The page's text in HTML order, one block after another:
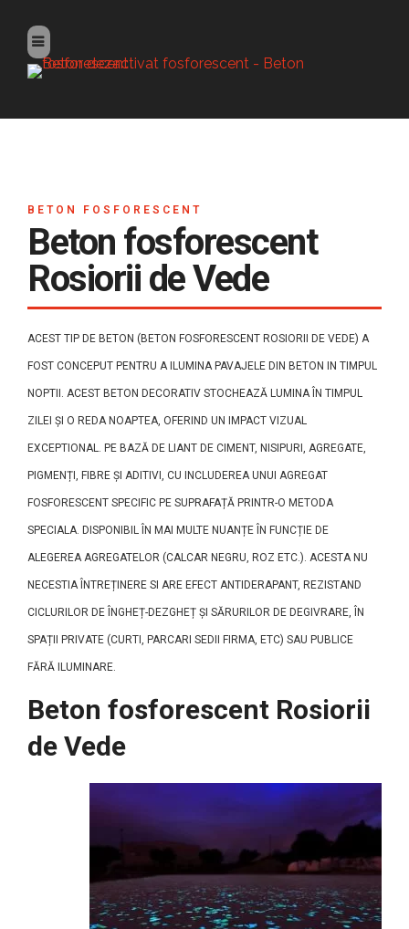
BETON FOSFORESCENT
Beton fosforescent
Rosiorii de Vede
ACEST TIP DE BETON (BETON FOSFORESCENT ROSIORII DE VEDE) A
FOST CONCEPUT PENTRU A ILUMINA PAVAJELE DIN BETON IN TIMPUL
NOPTII. ACEST BETON DECORATIV STOCHEAZĂ LUMINA ÎN TIMPUL
ZILEI ȘI O REDA NOAPTEA, OFERIND UN IMPACT VIZUAL
EXCEPTIONAL. PE BAZĂ DE LIANT DE CIMENT, NISIPURI, AGREGATE,
PIGMENȚI, FIBRE ȘI ADITIVI, CU INCLUDEREA UNUI AGREGAT
FOSFORESCENT SPECIFIC PE SUPRAFAȚĂ PRINTR-O METODA
SPECIALA. DISPONIBIL ÎN MAI MULTE NUANȚE ÎN FUNCȚIE DE
ALEGEREA AGREGATELOR (CALCAR NEGRU, ROZ ETC.). ACESTA NU
NECESTIA ÎNTREȚINERE SI ARE EFECT ANTIDERAPANT, REZISTAND
CICLURILOR DE ÎNGHEȚ-DEZGHEȚ ȘI SĂRURILOR DE DEGIVRARE, ÎN
SPAȚII PRIVATE (CURTI, PARCARI SEDII FIRMA, ETC) SAU PUBLICE
FĂRĂ ILUMINARE.
Beton fosforescent Rosiorii
de Vede